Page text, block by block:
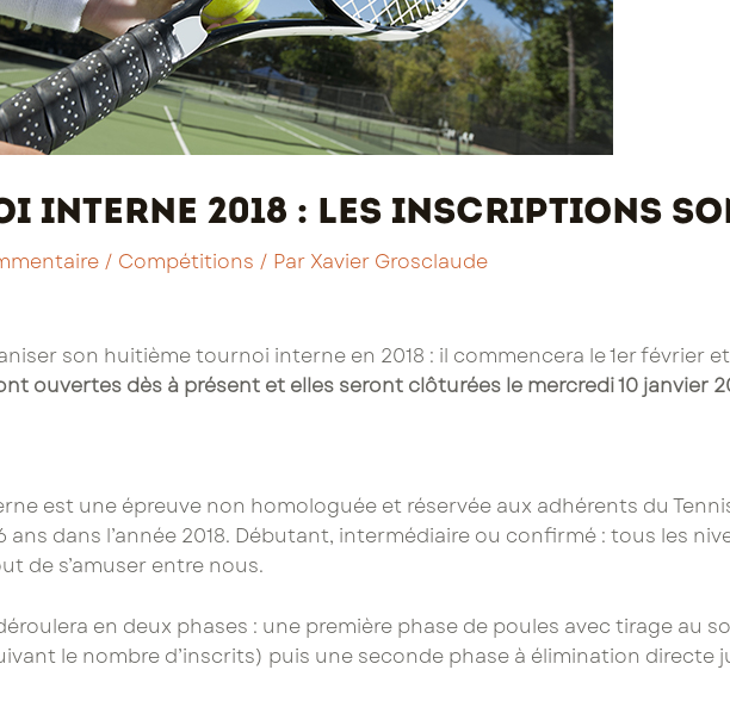
interne 2018 : les inscriptions
/ Compétitions / Par Xavier Grosclaude
son huitième tournoi interne en 2018 : il commencera le 1er février
ouvertes dès à présent et elles seront clôturées le mercredi 10 janvier
est une épreuve non homologuée et réservée aux adhérents du
ans dans l’année 2018. Débutant, intermédiaire ou confirmé : tous les
de s’amuser entre nous.
en deux phases : une première phase de poules avec tirage au
le nombre d’inscrits) puis une seconde phase à élimination directe